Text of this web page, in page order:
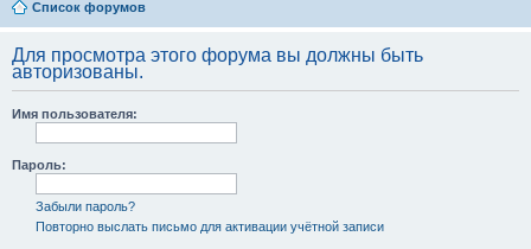
Список форумов
Для просмотра этого форума вы должны быть
авторизованы.
Имя пользователя:
Пароль:
Забыли пароль?
Повторно выслать письмо для активации учётной записи